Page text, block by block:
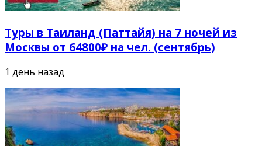
Туры в Таиланд (Паттайя) на 7 ночей из
Москвы от 64800₽ на чел. (сентябрь)
1 день назад